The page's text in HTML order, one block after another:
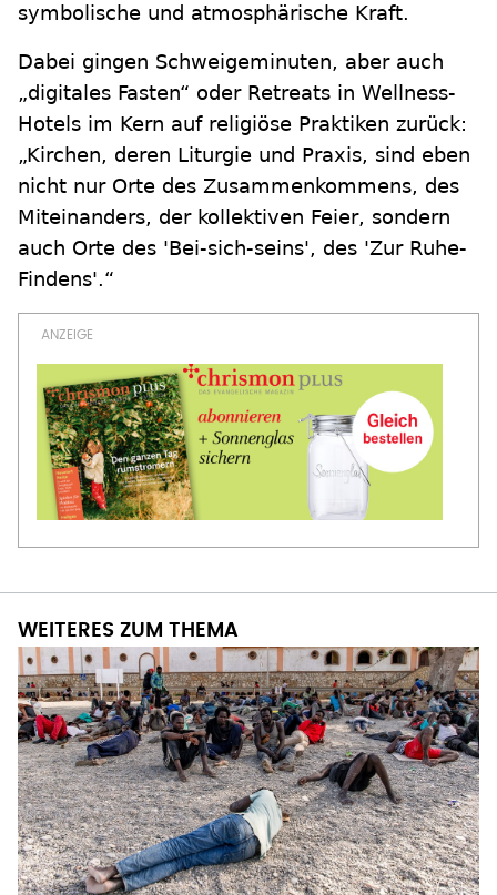
symbolische und atmosphärische Kraft.
Dabei gingen Schweigeminuten, aber auch
„digitales Fasten“ oder Retreats in Wellness-
Hotels im Kern auf religiöse Praktiken zurück:
„Kirchen, deren Liturgie und Praxis, sind eben
nicht nur Orte des Zusammenkommens, des
Miteinanders, der kollektiven Feier, sondern
auch Orte des 'Bei-sich-seins', des 'Zur Ruhe-
Findens'.“
WEITERES ZUM THEMA